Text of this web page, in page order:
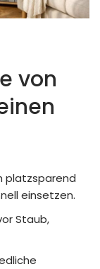
von
platzsparend
einsetzen.
Staub,